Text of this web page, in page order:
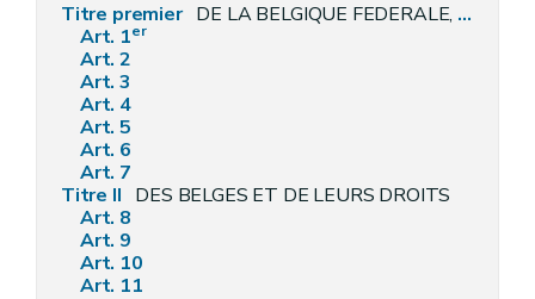
Titre premier DE LA BELGIQUE FEDERALE, DE SES COMPOSANTES ET DE SON TERRITOIRE
Art. 1er
Art. 2
Art. 3
Art. 4
Art. 5
Art. 6
Art. 7
Titre II DES BELGES ET DE LEURS DROITS
Art. 8
Art. 9
Art. 10
Art. 11